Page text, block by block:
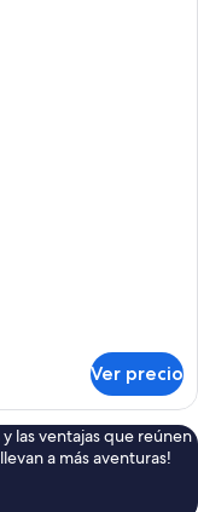
Ver precio
las ventajas que reúnen
a más aventuras!